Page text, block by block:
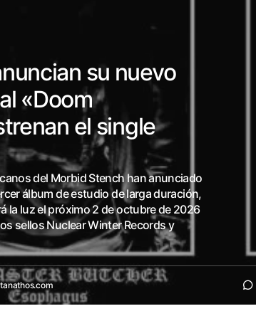
su nuevo
«Doom
el single
del Morbid Stench han anunciado
álbum de estudio de larga duración,
la luz el próximo 2 de octubre de 2026
sellos Nuclear Winter Records y